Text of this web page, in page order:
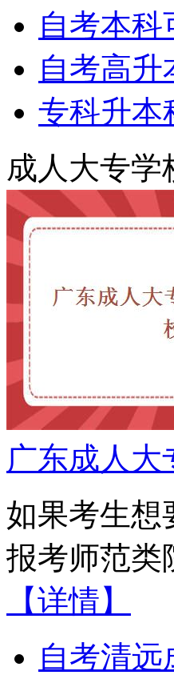
自考本
自考高升
专科升本
成人大专学
广东成人
如果考生想
报考师范类
【详情】
自考清